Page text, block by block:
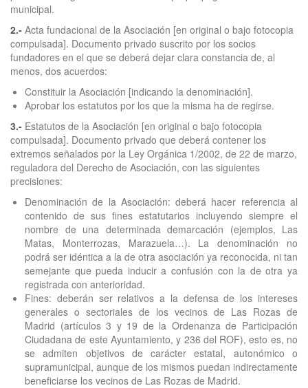
municipal.
2.- Acta fundacional de la Asociación [en original o bajo fotocopia
compulsada]. Documento privado suscrito por los socios
fundadores en el que se deberá dejar clara constancia de, al
menos, dos acuerdos:
Constituir la Asociación [indicando la denominación].
Aprobar los estatutos por los que la misma ha de regirse.
3.- Estatutos de la Asociación [en original o bajo fotocopia
compulsada]. Documento privado que deberá contener los
extremos señalados por la Ley Orgánica 1/2002, de 22 de marzo,
reguladora del Derecho de Asociación, con las siguientes
precisiones:
Denominación de la Asociación: deberá hacer referencia al
contenido de sus fines estatutarios incluyendo siempre el
nombre de una determinada demarcación (ejemplos, Las
Matas, Monterrozas, Marazuela…). La denominación no
podrá ser idéntica a la de otra asociación ya reconocida, ni tan
semejante que pueda inducir a confusión con la de otra ya
registrada con anterioridad.
Fines: deberán ser relativos a la defensa de los intereses
generales o sectoriales de los vecinos de Las Rozas de
Madrid (artículos 3 y 19 de la Ordenanza de Participación
Ciudadana de este Ayuntamiento, y 236 del ROF), esto es, no
se admiten objetivos de carácter estatal, autonómico o
supramunicipal, aunque de los mismos puedan indirectamente
beneficiarse los vecinos de Las Rozas de Madrid.